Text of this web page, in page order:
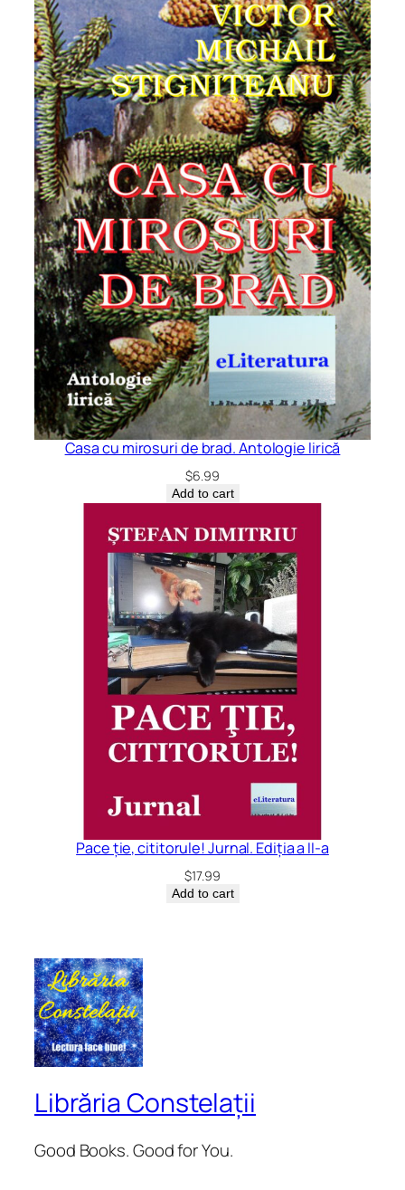
Casa cu mirosuri de brad. Antologie lirică
$6.99
Add to cart
Pace ție, cititorule! Jurnal. Ediția a II-a
$17.99
Add to cart
Librăria Constelații
Good Books. Good for You.